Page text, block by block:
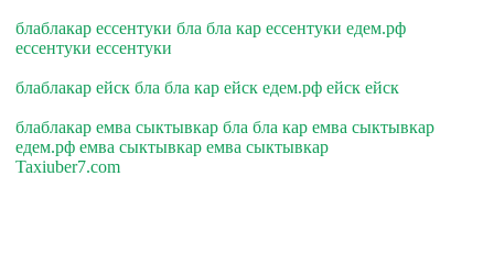
блаблакар ессентуки бла бла кар ессентуки едем.рф
ессентуки ессентуки
блаблакар ейск бла бла кар ейск едем.рф ейск ейск
блаблакар емва сыктывкар бла бла кар емва сыктывкар
едем.рф емва сыктывкар емва сыктывкар
Taxiuber7.com